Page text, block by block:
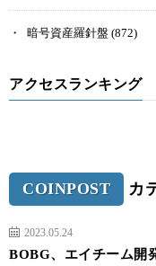
暗号資産羅針盤 (872)
アクセスランキング
COINPOST カ
2023.05.24
BOBG、エイチーム開